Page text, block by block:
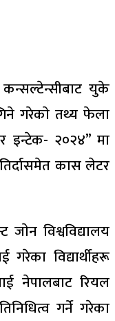
युके
गरेकाे तथ्य फेला
इन्टेक- २०२४” मा
कास लेटर
विश्वविद्यालय
विद्यार्थीहरू
नेपालबाट रियल
गर्ने गरेका